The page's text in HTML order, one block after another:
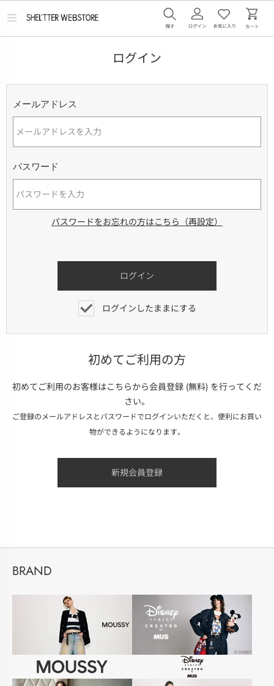
メ
ログイン
メールアドレス
パスワード
パスワードをお忘れの方はこちら（再設定）
ログインしたままにする
初めてご利用の方
初めてご利用のお客様はこちらから会員登録 (無料) を行ってくだ
さい。
ご登録のメールアドレスとパスワードでログインいただくと、便利にお買い
物ができるようになります。
BRAND